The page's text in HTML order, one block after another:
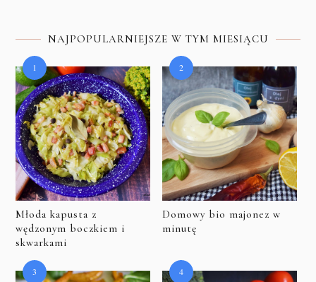
NAJPOPULARNIEJSZE W TYM MIESIĄCU
Młoda kapusta z
wędzonym boczkiem i
skwarkami
Domowy bio majonez w
minutę